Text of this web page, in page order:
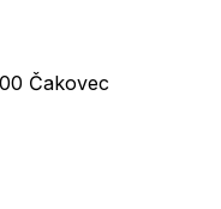
Čakovec